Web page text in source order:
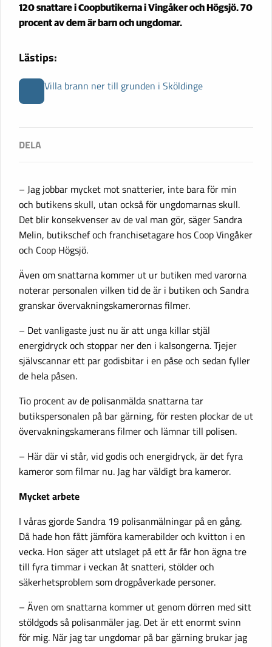
120 snattare i Coopbutikerna i Vingåker och Högsjö. 70
procent av dem är barn och ungdomar.
Lästips:
Villa brann ner till grunden i Sköldinge
– Jag jobbar mycket mot snatterier, inte bara för min
och butikens skull, utan också för ungdomarnas skull.
Det blir konsekvenser av de val man gör, säger Sandra
Melin, butikschef och franchisetagare hos Coop Vingåker
och Coop Högsjö.
Även om snattarna kommer ut ur butiken med varorna
noterar personalen vilken tid de är i butiken och Sandra
granskar övervakningskamerornas filmer.
– Det vanligaste just nu är att unga killar stjäl
energidryck och stoppar ner den i kalsongerna. Tjejer
självscannar ett par godisbitar i en påse och sedan fyller
de hela påsen.
Tio procent av de polisanmälda snattarna tar
butikspersonalen på bar gärning, för resten plockar de ut
övervakningskamerans filmer och lämnar till polisen.
– Här där vi står, vid godis och energidryck, är det fyra
kameror som filmar nu. Jag har väldigt bra kameror.
Mycket arbete
I våras gjorde Sandra 19 polisanmälningar på en gång.
Då hade hon fått jämföra kamerabilder och kvitton i en
vecka. Hon säger att utslaget på ett år får hon ägna tre
till fyra timmar i veckan åt snatteri, stölder och
säkerhetsproblem som drogpåverkade personer.
– Även om snattarna kommer ut genom dörren med sitt
stöldgods så polisanmäler jag. Det är ett enormt svinn
för mig. När jag tar ungdomar på bar gärning brukar jag